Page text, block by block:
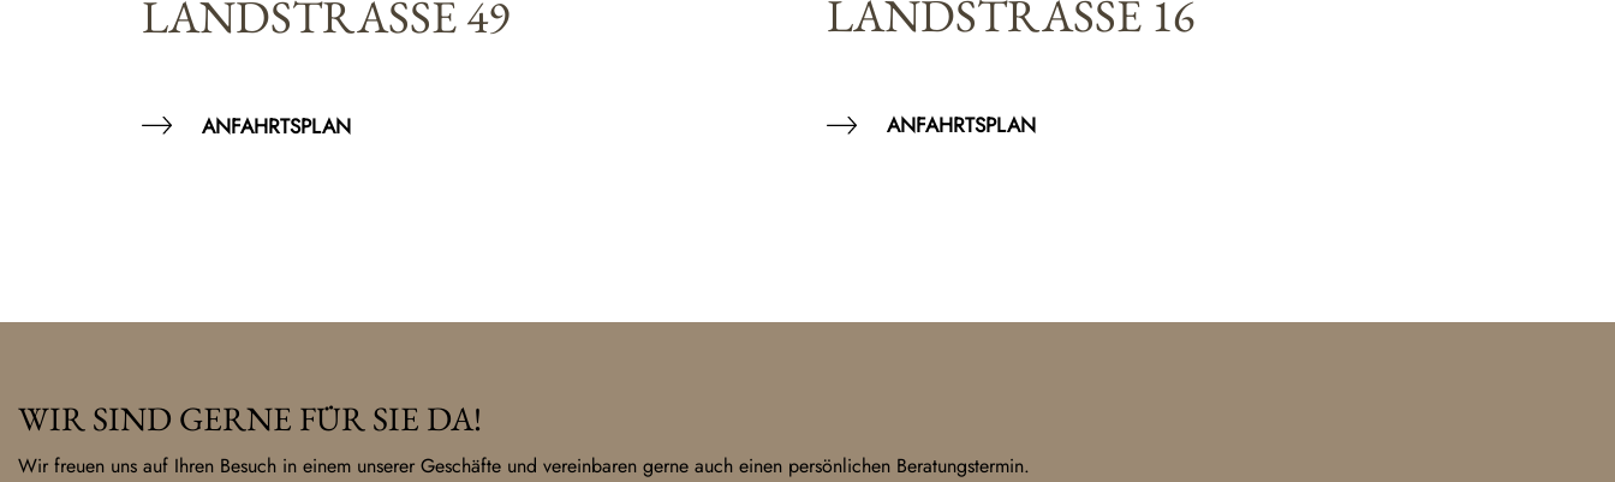
LANDSTRASSE 49
ANFAHRTSPLAN
LANDSTRASSE 16
ANFAHRTSPLAN
WIR SIND GERNE FÜR SIE DA!
Wir freuen uns auf Ihren Besuch in einem unserer Geschäfte und vereinbaren gerne auch einen persönlichen Beratungstermin.